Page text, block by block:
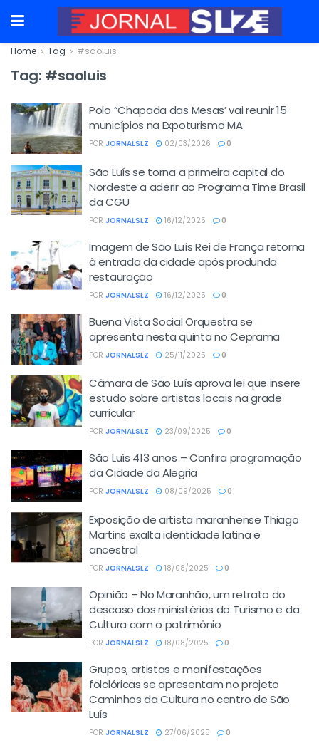
Home Tag #saoluis
Tag: #saoluis
Polo “Chapada das Mesas’ vai reunir 15
municípios na Expoturismo MA
POR JORNALSLZ 02/03/2026 0
São Luís se torna a primeira capital do
Nordeste a aderir ao Programa Time Brasil
da CGU
POR JORNALSLZ 16/12/2025 0
Imagem de São Luís Rei de França retorna
à entrada da cidade após produnda
restauração
POR JORNALSLZ 16/12/2025 0
Buena Vista Social Orquestra se
apresenta nesta quinta no Ceprama
POR JORNALSLZ 25/11/2025 0
Câmara de São Luís aprova lei que insere
estudo sobre artistas locais na grade
curricular
POR JORNALSLZ 23/09/2025 0
São Luís 413 anos – Confira programação
da Cidade da Alegria
POR JORNALSLZ 08/09/2025 0
Exposição de artista maranhense Thiago
Martins exalta identidade latina e
ancestral
POR JORNALSLZ 18/08/2025 0
Opinião – No Maranhão, um retrato do
descaso dos ministérios do Turismo e da
Cultura com o patrimônio
POR JORNALSLZ 18/08/2025 0
Grupos, artistas e manifestações
folclóricas se apresentam no projeto
Caminhos da Cultura no centro de São
Luís
POR JORNALSLZ 27/06/2025 0